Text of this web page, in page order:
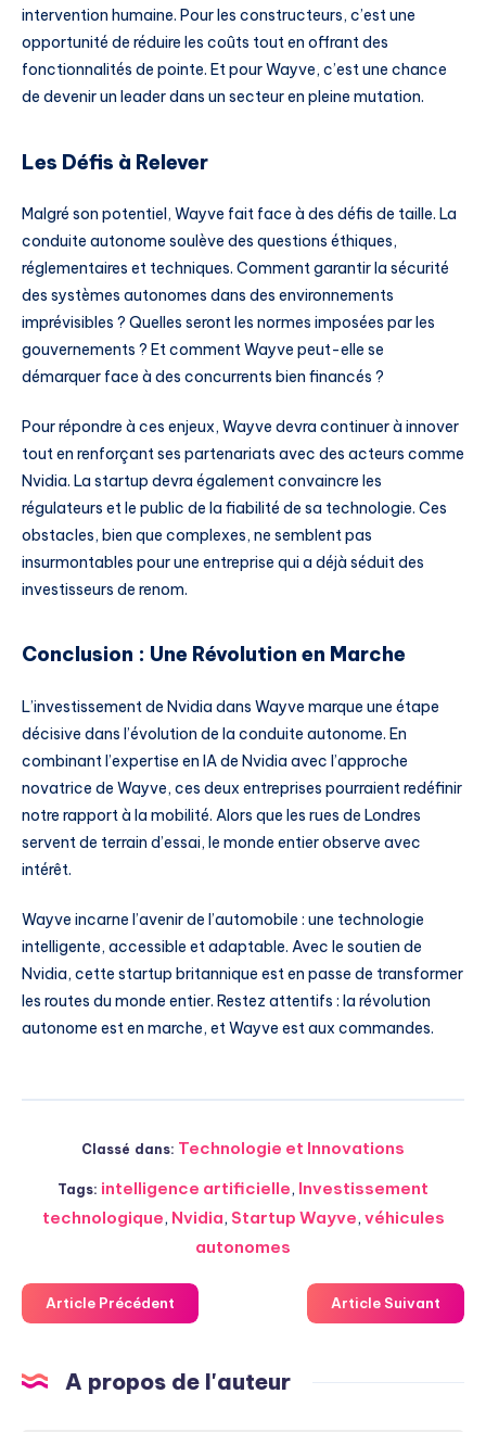
intervention humaine. Pour les constructeurs, c’est une
opportunité de réduire les coûts tout en offrant des
fonctionnalités de pointe. Et pour Wayve, c’est une chance
de devenir un leader dans un secteur en pleine mutation.
Les Défis à Relever
Malgré son potentiel, Wayve fait face à des défis de taille. La
conduite autonome soulève des questions éthiques,
réglementaires et techniques. Comment garantir la sécurité
des systèmes autonomes dans des environnements
imprévisibles ? Quelles seront les normes imposées par les
gouvernements ? Et comment Wayve peut-elle se
démarquer face à des concurrents bien financés ?
Pour répondre à ces enjeux, Wayve devra continuer à innover
tout en renforçant ses partenariats avec des acteurs comme
Nvidia. La startup devra également convaincre les
régulateurs et le public de la fiabilité de sa technologie. Ces
obstacles, bien que complexes, ne semblent pas
insurmontables pour une entreprise qui a déjà séduit des
investisseurs de renom.
Conclusion : Une Révolution en Marche
L’investissement de Nvidia dans Wayve marque une étape
décisive dans l’évolution de la conduite autonome. En
combinant l’expertise en IA de Nvidia avec l’approche
novatrice de Wayve, ces deux entreprises pourraient redéfinir
notre rapport à la mobilité. Alors que les rues de Londres
servent de terrain d’essai, le monde entier observe avec
intérêt.
Wayve incarne l’avenir de l’automobile : une technologie
intelligente, accessible et adaptable. Avec le soutien de
Nvidia, cette startup britannique est en passe de transformer
les routes du monde entier. Restez attentifs : la révolution
autonome est en marche, et Wayve est aux commandes.
Classé dans: Technologie et Innovations
Tags: intelligence artificielle, Investissement
technologique, Nvidia, Startup Wayve, véhicules
autonomes
Article Précédent Article Suivant
A propos de l'auteur